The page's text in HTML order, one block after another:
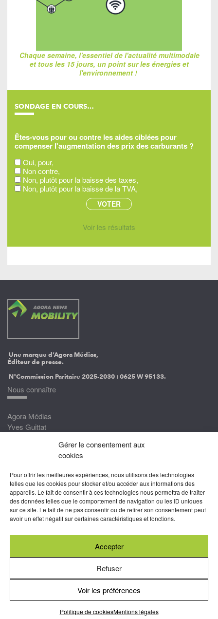
Gérer le consentement aux
cookies
Pour offrir les meilleures expériences, nous utilisons des technologies
telles que les cookies pour stocker et/ou accéder aux informations des
appareils. Le fait de consentir à ces technologies nous permettra de traiter
des données telles que le comportement de navigation ou les ID uniques
sur ce site. Le fait de ne pas consentir ou de retirer son consentement peut
avoir un effet négatif sur certaines caractéristiques et fonctions.
Accepter
Refuser
Voir les préférences
Politique de cookiesMentions légales
Chaque semaine, l'essentiel de l'actualité multimodale
et tous les 15 jours, un point sur les énergies et
l'environnement !
SONDAGE EN COURS…
Êtes-vous pour ou contre les aides ciblées pour
compenser l'augmentation des prix des carburants ?
Oui, pour,
Non contre,
Non, plutôt pour la baisse des taxes,
Non, plutôt pour la baisse de la TVA,
Voir les résultats
Une marque d’Agora Médias,
Éditeur de presse.
N°Commission Paritaire 2025-2030 :0625 W 95133.
Nous connaître
Agora Médias
Yves Guittat
Devenez correspondant
Rejoignez nos experts
Devenez Partenaire
Nous suivre
Abonnez-vous à nos newsletters
Conditions générales d’utilisation
de cookies